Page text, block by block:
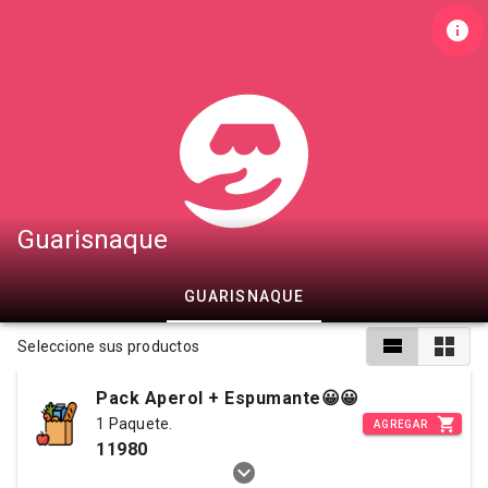
Guarisnaque
GUARISNAQUE
Seleccione sus productos
Pack Aperol + Espumante😀😀
1 Paquete.
11980
AGREGAR